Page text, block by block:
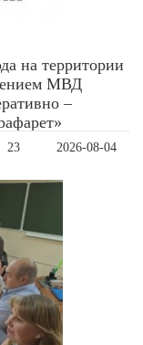
на территории
МВД
–
2026-08-04
23